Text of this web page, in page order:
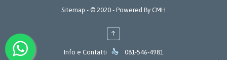
Sitemap - © 2020 - Powered By CMH
↑
Info e Contatti  081-546-4981